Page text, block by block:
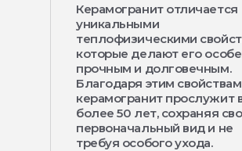
Керамогранит отличается
уникальными
теплофизическими
которые делают его
прочным и долговечным.
Благодаря этим свойствам
керамогранит прослужит
более 50 лет, сохраняя
первоначальный вид и не
требуя особого ухода.